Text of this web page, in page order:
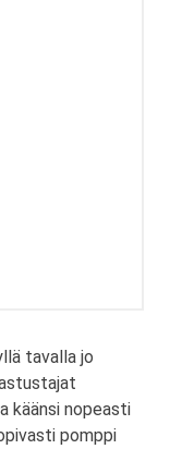
tavalla jo
käänsi nopeasti
pomppi